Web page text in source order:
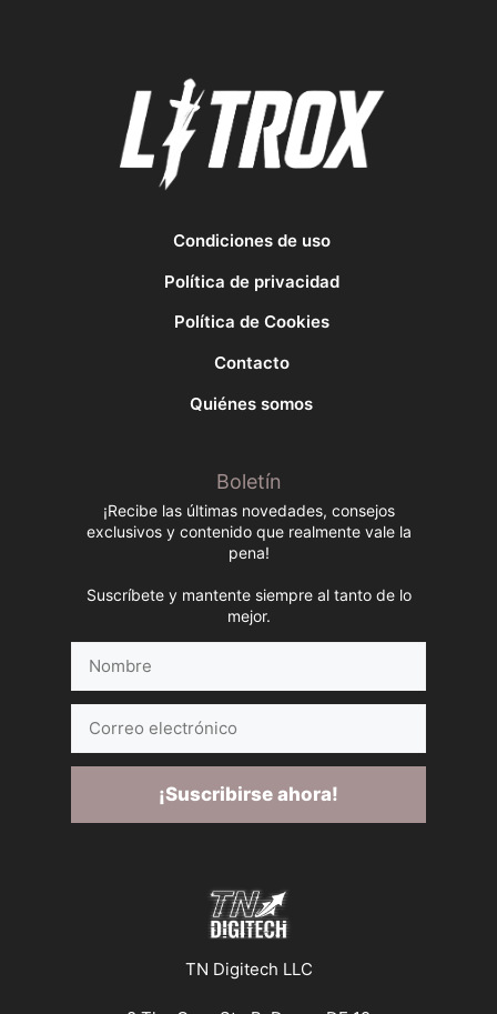
Condiciones de uso
Política de privacidad
Política de Cookies
Contacto
Quiénes somos
Boletín
¡Recibe las últimas novedades, consejos
exclusivos y contenido que realmente vale la
pena!
Suscríbete y mantente siempre al tanto de lo
mejor.
electrónico
¡Suscribirse ahora!
TN Digitech LLC